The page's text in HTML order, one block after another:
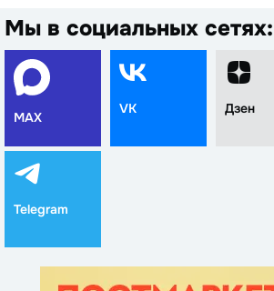
Мы в социальных сетях:
MAX
VK Дзен
Telegram